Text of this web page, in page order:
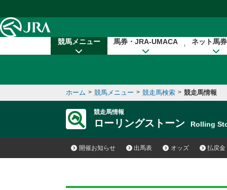
競馬メニュー 馬券・JRA-UMACA ネット馬
ホーム > 競馬メニュー > 競走馬検索 > 競走馬情報
競走馬情報
ローリングストーン Rolling
開催お知らせ 出馬表 オッズ 払戻金